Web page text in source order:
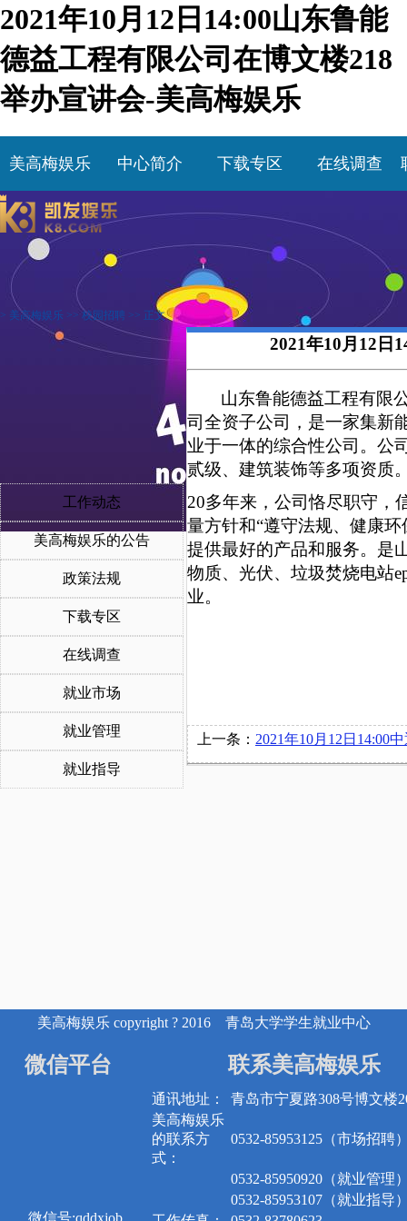
2021年10月12日14:00山东鲁能
德益工程有限公司在博文楼218
举办宣讲会-美高梅娱乐
美高梅娱乐 中心简介 下载专区 在线调查
> 美高梅娱乐 >> 校园招聘 >> 正文
工作动态
美高梅娱乐的公告
政策法规
下载专区
在线调查
就业市场
就业管理
就业指导
2021年10月12日
山东鲁能德益工程有限
司全资子公司，是一家集新
业于一体的综合性公司。公
贰级、建筑装饰等多项资质
20多年来，公司恪尽职守，
量方针和“遵守法规、健康
提供最好的产品和服务。是
物质、光伏、垃圾焚烧电站
业。
上一条： 2021年10月12日14:00中通客车控股股份有限公司在博文
美高梅娱乐 copyright ? 2016 青岛大学学生就业中心
微信平台
微信号:qddxjob
联系美高梅娱乐
通讯地址：
青岛市宁夏路308号博文楼
美高梅娱乐
的联系方
式：
0532-85953125（市场招聘
0532-85950920（就业管理
0532-85953107（就业指导